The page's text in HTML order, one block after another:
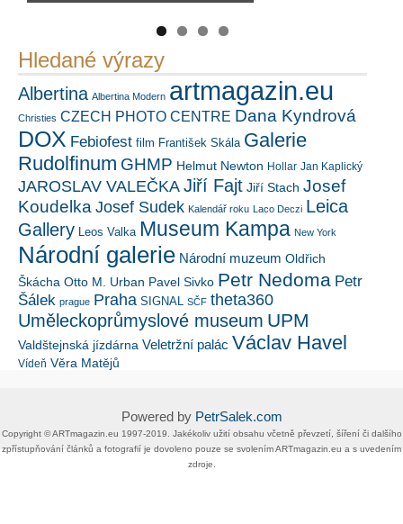
Hledané výrazy
Albertina Albertina Modern artmagazin.eu
Christies CZECH PHOTO CENTRE Dana Kyndrová
DOX Febiofest film František Skála Galerie
Rudolfinum GHMP Helmut Newton Hollar Jan Kaplický
JAROSLAV VALEČKA Jiří Fajt Jiří Stach Josef
Koudelka Josef Sudek Kalendář roku Laco Deczi Leica
Gallery Leos Valka Museum Kampa New York
Národní galerie Národní muzeum Oldřich
Škácha Otto M. Urban Pavel Sivko Petr Nedoma Petr
Šálek prague Praha SIGNAL SČF theta360
Uměleckoprůmyslové museum UPM
Valdštejnská jízdárna Veletržní palác Václav Havel
Vídeň Věra Matějů
Powered by PetrSalek.com
Copyright ©​ ​​ARTmagazin.eu ​1997-2019​.​ Jakékoliv užití obsahu včetně převzetí, šíření či dalšího
zpřístupňování článků a fotografií je dovoleno pouze se svolením ​ARTmagazin.eu​ ​a s uvedením
zdroje.